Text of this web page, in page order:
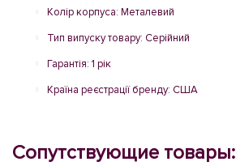
Колір корпуса: Металевий
Тип випуску товару: Серійний
Гарантія: 1 рік
Країна реєстрації бренду: США
Сопутствующие товары: